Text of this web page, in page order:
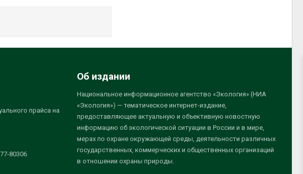
прайса на
80306
Об издании
Национальное информационное агентство «Экология» (НИА
«Экология») — тематическое интернет-издание,
предоставляющее актуальную и объективную новостную
информацию об экологической ситуации в России и в мире,
мерах по охране окружающей среды, деятельности различных
государственных, коммерческих и общественных организаций
в отношении охраны природы.